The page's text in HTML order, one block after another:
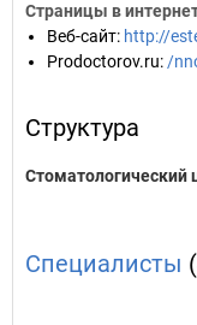
Страницы в
Веб-сайт: http://
Prodoctorov.ru: /
Структура
Стоматологический
Специалисты